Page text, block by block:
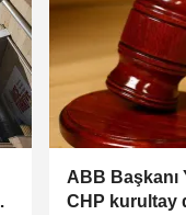
ABB Başkanı
CHP kurultay